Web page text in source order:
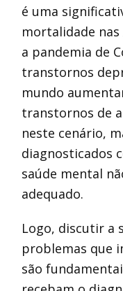
é uma
mortalidade nas
a pandemia de
transtornos
mundo
transtornos de
neste cenário,
diagnosticados
saúde mental
adequado.
Logo, discutir a
problemas que
são